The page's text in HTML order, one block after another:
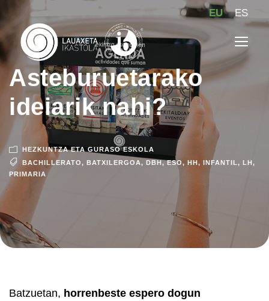
EU ES
Asteburuetarako
ideiarik nahi?
HEZKUNTZA ETA GURASO ESKOLA
BACHILLERATO, BATXILERGOA, DBH, ESO, HH, INFANTIL, LH,
PRIMARIA
Batzuetan, horrenbeste espero dogun